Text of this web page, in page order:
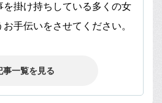
を掛け持ちしている多くの女
手伝いをさせてください。
事一覧を見る